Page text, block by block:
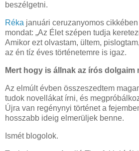
beszélgetni.
Réka januári ceruzanyomos
mondat: „Az Élet szépen tudja
Amikor ezt olvastam, ültem,
az én tíz éves történetemre is igaz.
Mert hogy is állnak az írós dolgaim
Az elmúlt évben összeszedtem
tudok novellákat írni, és
Újra van regénynyi történet a
hosszabb ideig elmerüljek benne.
Ismét blogolok.